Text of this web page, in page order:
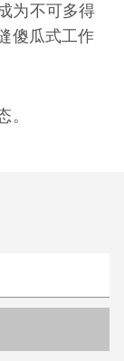
为不可多得
傻瓜式工作
。